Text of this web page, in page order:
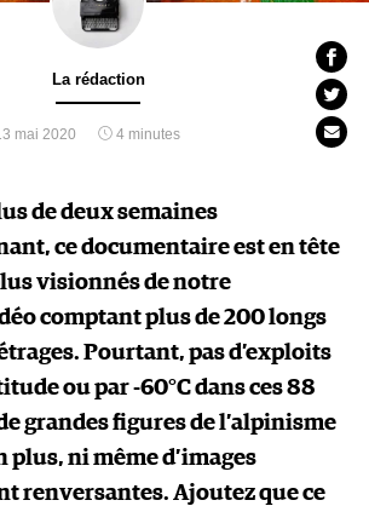
La rédaction
mai 2020 4 minutes
de deux semaines
ce documentaire est en tête
visionnés de notre
comptant plus de 200 longs
Pourtant, pas d’exploits
ou par -60°C dans ces 88
grandes figures de l’alpinisme
plus, ni même d’images
renversantes. Ajoutez que ce